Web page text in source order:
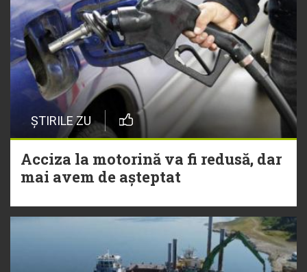
ȘTIRILE ZU
Acciza la motorină va fi redusă, dar
mai avem de așteptat